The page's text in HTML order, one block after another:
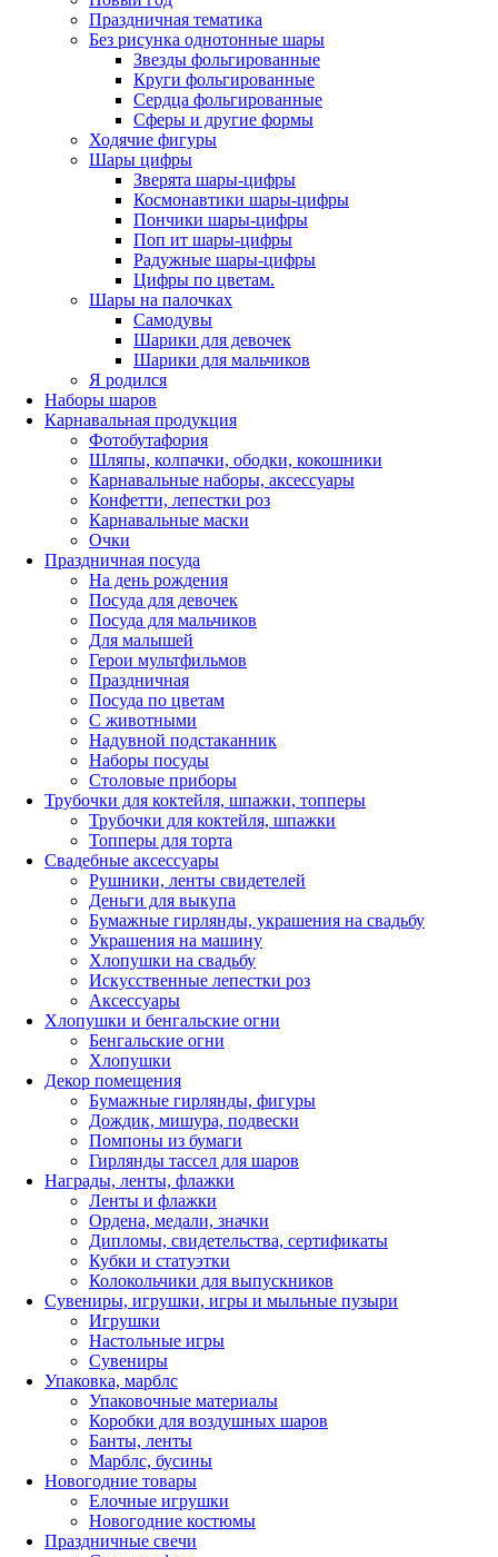
Праздничная тематика
Без рисунка однотонные шары
Звезды фольгированные
Круги фольгированные
Сердца фольгированные
Сферы и другие формы
Ходячие фигуры
Шары цифры
Зверята шары-цифры
Космонавтики шары-цифры
Пончики шары-цифры
Поп ит шары-цифры
Радужные шары-цифры
Цифры по цветам.
Шары на палочках
Самодувы
Шарики для девочек
Шарики для мальчиков
Я родился
Наборы шаров
Карнавальная продукция
Фотобутафория
Шляпы, колпачки, ободки, кокошники
Карнавальные наборы, аксессуары
Конфетти, лепестки роз
Карнавальные маски
Очки
Праздничная посуда
На день рождения
Посуда для девочек
Посуда для мальчиков
Для малышей
Герои мультфильмов
Праздничная
Посуда по цветам
С животными
Надувной подстаканник
Наборы посуды
Столовые приборы
Трубочки для коктейля, шпажки, топперы
Трубочки для коктейля, шпажки
Топперы для торта
Свадебные аксессуары
Рушники, ленты свидетелей
Деньги для выкупа
Бумажные гирлянды, украшения на свадьбу
Украшения на машину
Хлопушки на свадьбу
Искусственные лепестки роз
Аксессуары
Хлопушки и бенгальские огни
Бенгальские огни
Хлопушки
Декор помещения
Бумажные гирлянды, фигуры
Дождик, мишура, подвески
Помпоны из бумаги
Гирлянды тассел для шаров
Награды, ленты, флажки
Ленты и флажки
Ордена, медали, значки
Дипломы, свидетельства, сертификаты
Кубки и статуэтки
Колокольчики для выпускников
Сувениры, игрушки, игры и мыльные пузыри
Игрушки
Настольные игры
Сувениры
Упаковка, марблс
Упаковочные материалы
Коробки для воздушных шаров
Банты, ленты
Марблс, бусины
Новогодние товары
Елочные игрушки
Новогодние костюмы
Праздничные свечи